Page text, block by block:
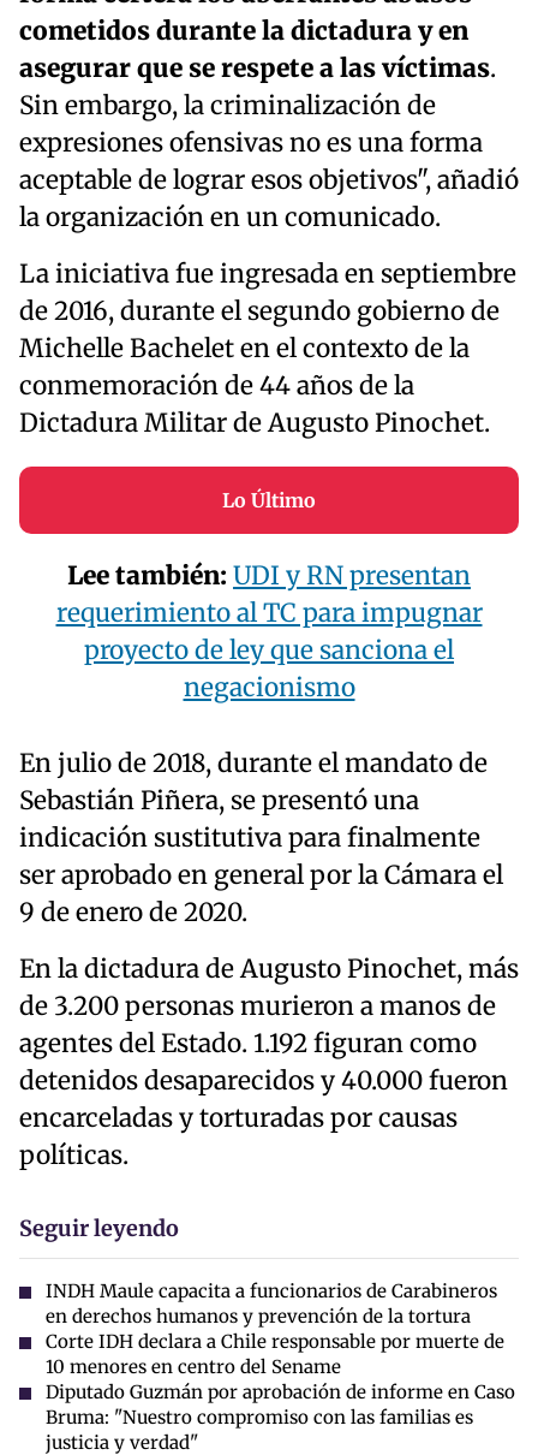
cometidos durante la dictadura y en
asegurar que se respete a las víctimas.
Sin embargo, la criminalización de
expresiones ofensivas no es una forma
aceptable de lograr esos objetivos", añadió
la organización en un comunicado.
La iniciativa fue ingresada en septiembre
de 2016, durante el segundo gobierno de
Michelle Bachelet en el contexto de la
conmemoración de 44 años de la
Dictadura Militar de Augusto Pinochet.
Lo Último
Lee también: UDI y RN presentan
requerimiento al TC para impugnar
proyecto de ley que sanciona el
negacionismo
En julio de 2018, durante el mandato de
Sebastián Piñera, se presentó una
indicación sustitutiva para finalmente
ser aprobado en general por la Cámara el
9 de enero de 2020.
En la dictadura de Augusto Pinochet, más
de 3.200 personas murieron a manos de
agentes del Estado. 1.192 figuran como
detenidos desaparecidos y 40.000 fueron
encarceladas y torturadas por causas
políticas.
Seguir leyendo
INDH Maule capacita a funcionarios de Carabineros
en derechos humanos y prevención de la tortura
Corte IDH declara a Chile responsable por muerte de
10 menores en centro del Sename
Diputado Guzmán por aprobación de informe en Caso
Bruma: "Nuestro compromiso con las familias es
justicia y verdad"